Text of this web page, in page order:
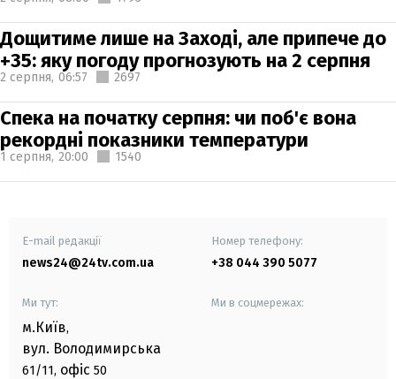
Дощитиме лише на Заході, але припече до
+35: яку погоду прогнозують на 2 серпня
2 серпня, 06:57 2697
Спека на початку серпня: чи поб'є вона
рекордні показники температури
1 серпня, 20:00 1540
E-mail редакції
news24@24tv.com.ua
Номер телефону:
+38 044 390 5077
Ми тут:
м.Київ,
вул. Володимирська
61/11, офіс 50
Ми в соцмережах: